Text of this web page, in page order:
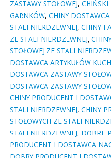
ZASTAWY STOŁOWEJ, CHIŃSKI
GARNKÓW, CHINY
STALI NIERDZEWNEJ, CHINY
ZE STALI NIERDZEWNEJ,
STOŁOWEJ ZE STALI
DOSTAWCA ARTYKUŁÓW
DOSTAWCA ZASTAWY
DOSTAWCA ZASTAWY
CHINY PRODUCENT I
STALI NIERDZEWNEJ, CHINY
STOŁOWYCH ZE STALI
STALI NIERDZEWNEJ, DOBRE
PRODUCENT I DOSTAWCA